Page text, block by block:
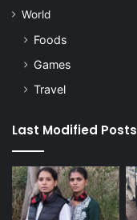
World
Foods
Games
Travel
Last Modified Posts